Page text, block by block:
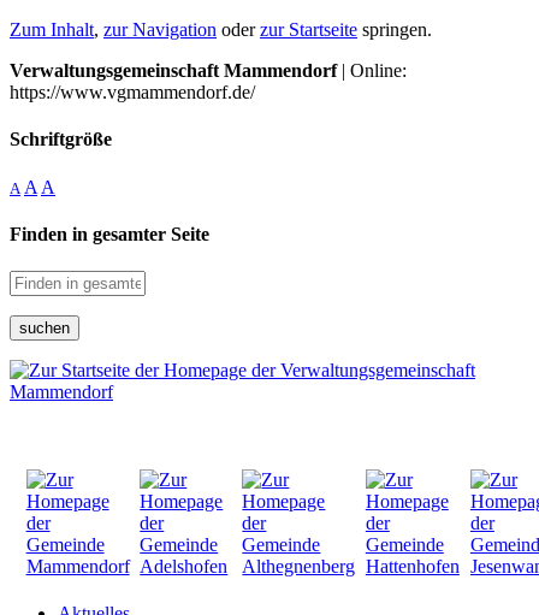
Zum Inhalt, zur Navigation oderzur Startseite springen.
Verwaltungsgemeinschaft Mammendorf| Online:
https://www.vgmammendorf.de/
Schriftgröße
A A A
Finden in gesamter Seite
suchen